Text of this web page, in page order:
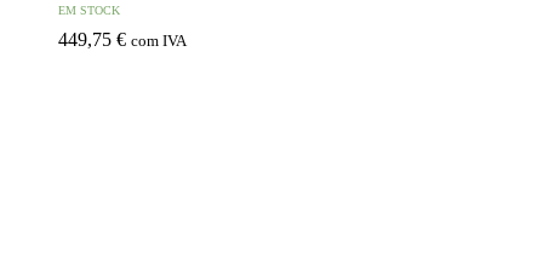
EM STOCK
449,75 € com IVA